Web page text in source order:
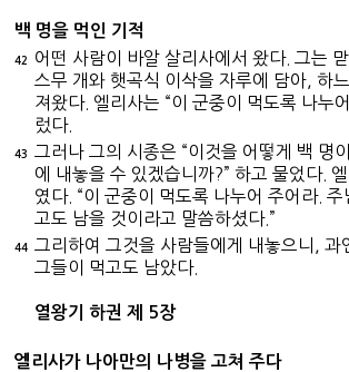
백 명을 먹인 기적
42
어떤 사람이 바알 살리사에서 왔다. 그는
스무 개와 햇곡식 이삭을 자루에 담아, 하
져왔다. 엘리사는 “이 군중이 먹도록 나누
렀다.
43
그러나 그의 시종은 “이것을 어떻게 백 명
에 내놓을 수 있겠습니까?” 하고 물었다.
였다. “이 군중이 먹도록 나누어 주어라. 주
고도 남을 것이라고 말씀하셨다.”
44
그리하여 그것을 사람들에게 내놓으니, 과
그들이 먹고도 남았다.
열왕기 하권 제 5장
엘리사가 나아만의 나병을 고쳐 주다